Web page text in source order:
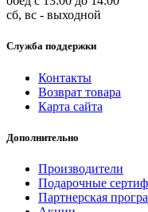
сб, вс - выходной
Служба поддержки
Контакты
Возврат товара
Карта сайта
Дополнительно
Производители
Подарочные
Партнерская